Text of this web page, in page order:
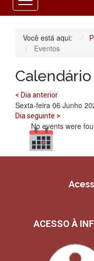
Você está aqui:
Eventos
< Dia anterior
Sexta-feira 06 Junho
Dia seguinte >
No events were
ACESSO À